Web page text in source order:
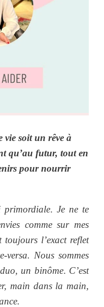
soit un rêve à
qu’au futur, tout en
pour nourrir
primordiale. Je ne te
comme sur mes
toujours l’exact reflet
versa. Nous sommes
un binôme. C’est
main dans la main,